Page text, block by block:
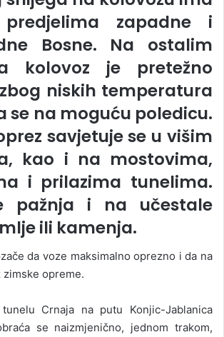
zapadne i
Bosne. Na ostalim
kolovoz je pretežno
niskih temperatura
se na moguću poledicu.
savjetuje se u višim
kao i na mostovima,
i prilazima tunelima.
pažnja i na učestale
ili kamenja.
da voze maksimalno oprezno i da na
opreme.
Crnaja na putu Konjic-Jablanica
se naizmjenično, jednom trakom,